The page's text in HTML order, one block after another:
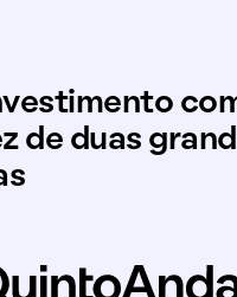
de duas